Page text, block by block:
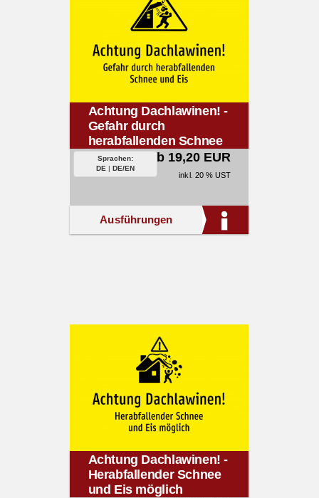
Achtung Dachlawinen! -
Gefahr durch
herabfallenden Schnee
und Eis
Sprachen:
DE | DE/EN
ab 19,20 EUR
inkl. 20 % UST
Ausführungen
Achtung Dachlawinen! -
Herabfallender Schnee
und Eis möglich